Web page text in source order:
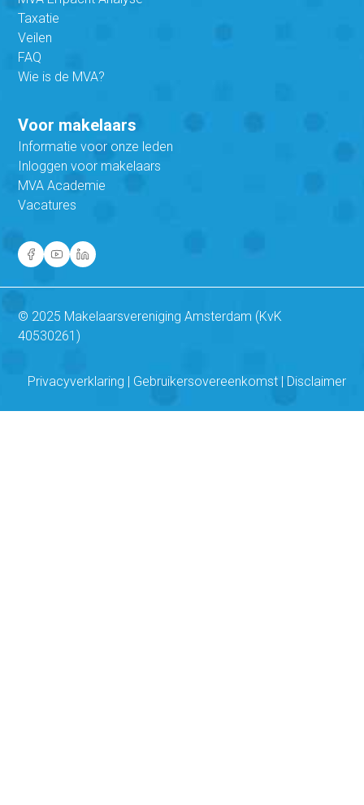
Taxatie
Veilen
FAQ
Wie is de MVA?
Voor makelaars
Informatie voor onze leden
Inloggen voor makelaars
MVA Academie
Vacatures
© 2025 Makelaarsvereniging Amsterdam (KvK
40530261)
Privacyverklaring Gebruikersovereenkomst Disclaimer